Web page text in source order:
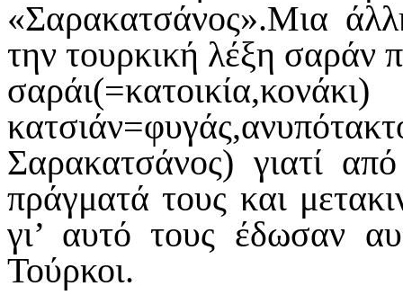
«Σαρακατσάνος».Μια
την τουρκική λέξη σαράν
Σαρακατσάνος) γιατί
πράγματά τους και
γι’ αυτό τους έδωσαν
Τούρκοι.